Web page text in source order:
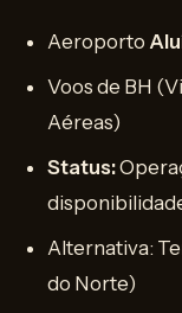
Aeroporto
Voos de BH
Aéreas)
Status:
Alternativa:
do Norte)